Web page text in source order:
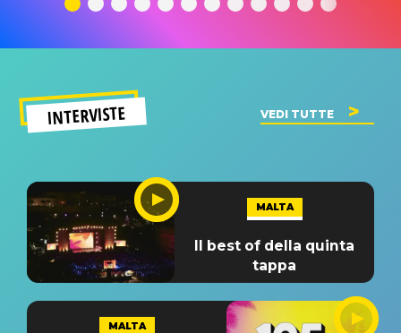
INTERVISTE VEDI TUTTE
MALTA
Il best of della quinta
tappa
MALTA